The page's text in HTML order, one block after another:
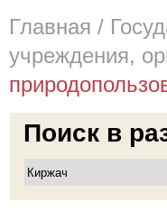
Главная /
учреждения,
Поиск в